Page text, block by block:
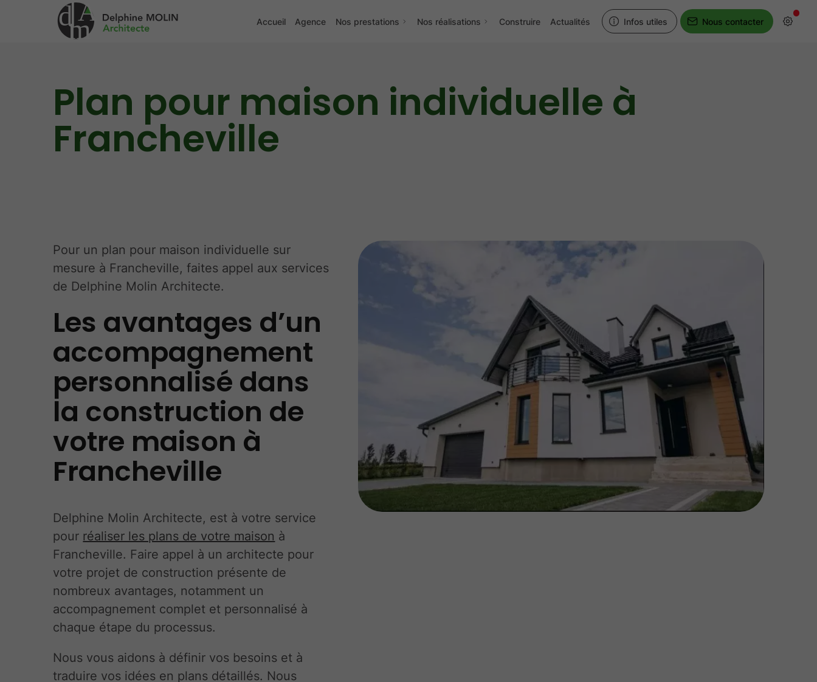
dm
A Accueil Agence Nos prestations Nos réalisations Construire Actualités Infos utiles Nous contacter
Plan pour maison individuelle à
Francheville
Pour un plan pour maison individuelle sur
mesure à Francheville, faites appel aux services
de Delphine Molin Architecte.
Les avantages d’un
accompagnement
personnalisé dans
la construction de
votre maison à
Francheville
Delphine Molin Architecte, est à votre service
pour réaliser les plans de votre maison à
Francheville. Faire appel à un architecte pour
votre projet de construction présente de
nombreux avantages, notamment un
accompagnement complet et personnalisé à
chaque étape du processus.
Nous vous aidons à définir vos besoins et à
traduire vos idées en plans détaillés. Nous